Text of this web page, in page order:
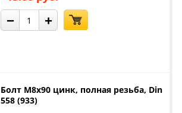
− +
Болт М8х90 цинк, полная резьба, Din
558 (933)